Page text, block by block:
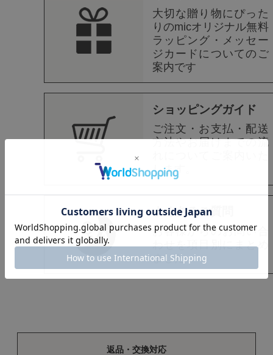
大切な贈り物にぴった
りのmicオリジナル無料
ラッピング・メッセー
ジカードについてのご
案内です
ショッピングガイド
ご注文・お支払・配送
方法やお届けまでの流
します。
よくあるご質問
お客様からのお問い合
わせを項目別にまとめ
ました
返品・交換対応